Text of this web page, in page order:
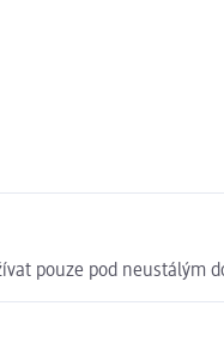
pouze pod neustálým